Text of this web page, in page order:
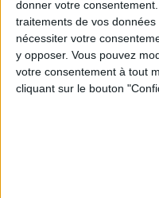
donner votre consentement.
traitements de vos
nécessiter votre
y opposer. Vous pouvez
votre consentement à tout
cliquant sur le bouton
Peut-on remplacer
Consultation